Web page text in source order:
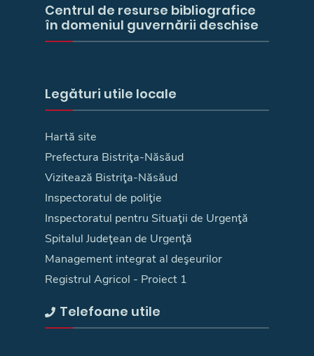
Centrul de resurse bibliografice
în domeniul guvernării deschise
Legături utile locale
Hartă site
Prefectura Bistriţa-Năsăud
Vizitează Bistriţa-Năsăud
Inspectoratul de poliţie
Inspectoratul pentru Situaţii de Urgenţă
Spitalul Judeţean de Urgenţă
Management integrat al deşeurilor
Registrul Agricol - Proiect 1
Telefoane utile